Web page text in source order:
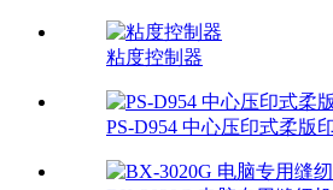
粘度控制器
PS-D954 中心压印式柔版